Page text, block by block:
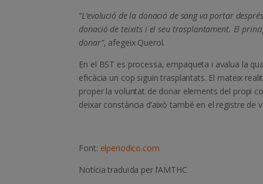
“L’evolució de la donació de sang va portar
donació de teixits i el seu trasplantament. El
donar”, afegeix Querol.
En el BST es processa, empaqueta i avalua la
eficàcia un cop siguin trasplantats. El mateix
proper la voluntat de donar elements del propi
deixar constància d’això també en el registre de
Font: elperiodico.com
Notícia traduïda per l’AMTHC